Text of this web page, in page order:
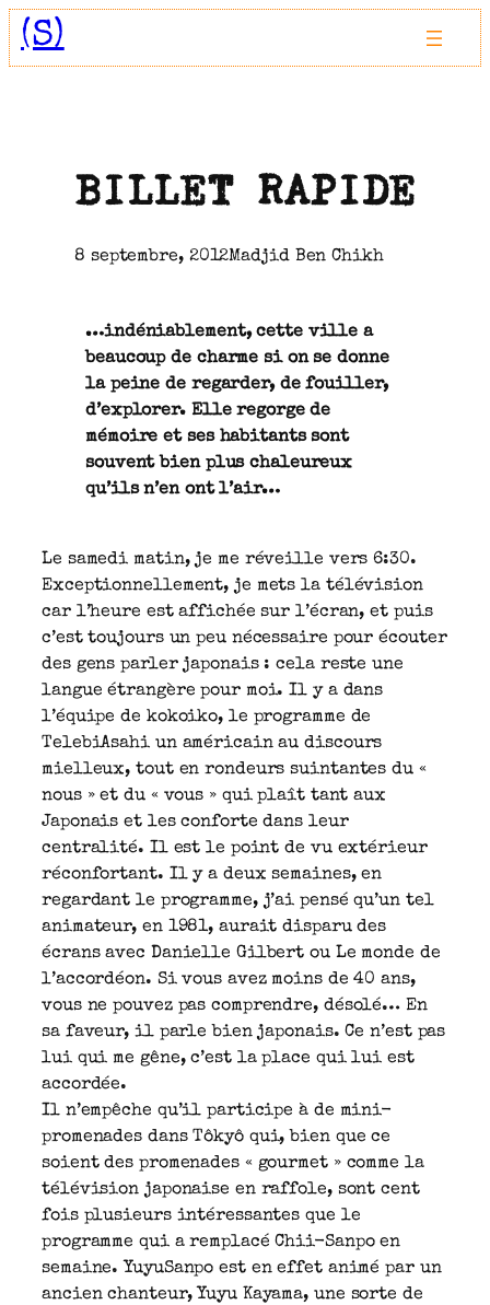
Aller
au(S)
BILLET RAPIDE
8 septembre, 2012Madjid Ben Chikh
…indéniablement, cette ville a
beaucoup de charme si on se donne
la peine de regarder, de fouiller,
d’explorer. Elle regorge de
mémoire et ses habitants sont
souvent bien plus chaleureux
qu’ils n’en ont l’air…
Le samedi matin, je me réveille vers 6:30.
Exceptionnellement, je mets la télévision
car l’heure est affichée sur l’écran, et puis
c’est toujours un peu nécessaire pour écouter
des gens parler japonais : cela reste une
langue étrangère pour moi. Il y a dans
l’équipe de kokoiko, le programme de
TelebiAsahi un américain au discours
mielleux, tout en rondeurs suintantes du «
nous » et du « vous » qui plaît tant aux
Japonais et les conforte dans leur
centralité. Il est le point de vu extérieur
réconfortant. Il y a deux semaines, en
regardant le programme, j’ai pensé qu’un tel
animateur, en 1981, aurait disparu des
écrans avec Danielle Gilbert ou Le monde de
l’accordéon. Si vous avez moins de 40 ans,
vous ne pouvez pas comprendre, désolé… En
sa faveur, il parle bien japonais. Ce n’est pas
lui qui me gêne, c’est la place qui lui est
accordée.
Il n’empêche qu’il participe à de mini-
promenades dans Tôkyô qui, bien que ce
soient des promenades « gourmet » comme la
télévision japonaise en raffole, sont cent
fois plusieurs intéressantes que le
programme qui a remplacé Chii-Sanpo en
semaine. YuyuSanpo est en effet animé par un
ancien chanteur, Yuyu Kayama, une sorte de